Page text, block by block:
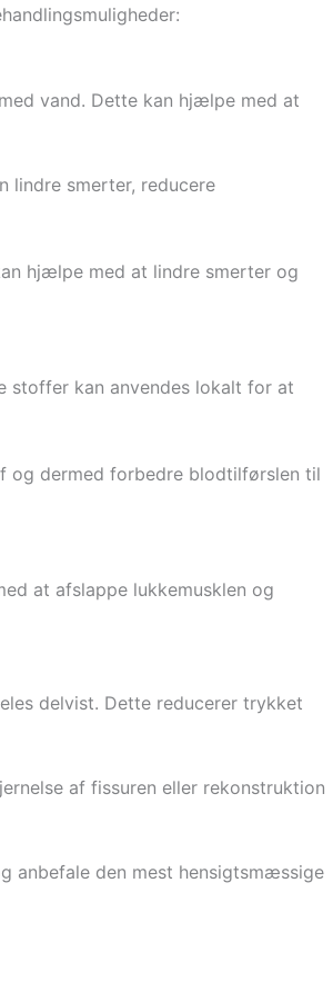
vand. Dette kan hjælpe med at
lindre smerter, reducere
hjælpe med at lindre smerter og
stoffer kan anvendes lokalt for at
og dermed forbedre blodtilførslen til
at afslappe lukkemusklen og
delvist. Dette reducerer trykket
af fissuren eller rekonstruktion
anbefale den mest hensigtsmæssige